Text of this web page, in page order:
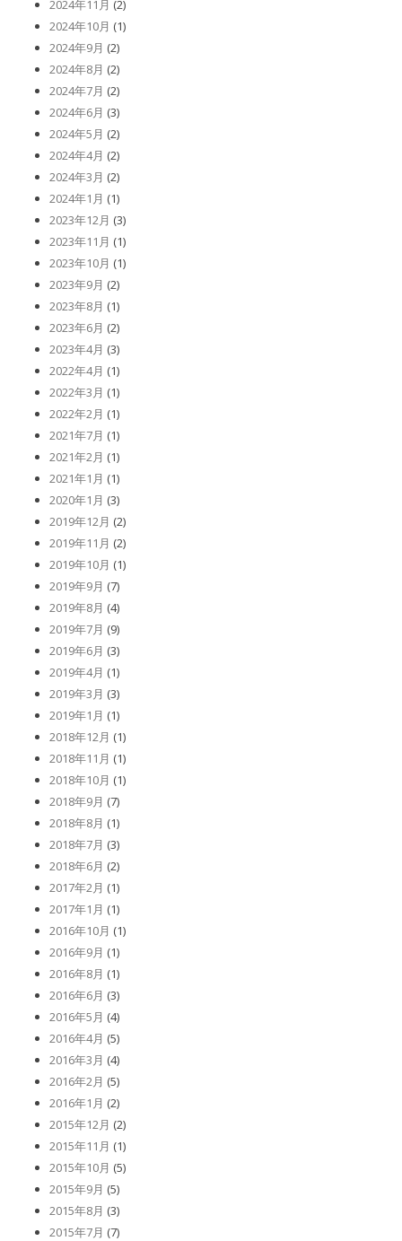
2024年11月 (2)
2024年10月 (1)
2024年9月 (2)
2024年8月 (2)
2024年7月 (2)
2024年6月 (3)
2024年5月 (2)
2024年4月 (2)
2024年3月 (2)
2024年1月 (1)
2023年12月 (3)
2023年11月 (1)
2023年10月 (1)
2023年9月 (2)
2023年8月 (1)
2023年6月 (2)
2023年4月 (3)
2022年4月 (1)
2022年3月 (1)
2022年2月 (1)
2021年7月 (1)
2021年2月 (1)
2021年1月 (1)
2020年1月 (3)
2019年12月 (2)
2019年11月 (2)
2019年10月 (1)
2019年9月 (7)
2019年8月 (4)
2019年7月 (9)
2019年6月 (3)
2019年4月 (1)
2019年3月 (3)
2019年1月 (1)
2018年12月 (1)
2018年11月 (1)
2018年10月 (1)
2018年9月 (7)
2018年8月 (1)
2018年7月 (3)
2018年6月 (2)
2017年2月 (1)
2017年1月 (1)
2016年10月 (1)
2016年9月 (1)
2016年8月 (1)
2016年6月 (3)
2016年5月 (4)
2016年4月 (5)
2016年3月 (4)
2016年2月 (5)
2016年1月 (2)
2015年12月 (2)
2015年11月 (1)
2015年10月 (5)
2015年9月 (5)
2015年8月 (3)
2015年7月 (7)